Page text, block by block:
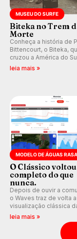
MUSEU DO SURFE
Biteka no Trem
Morte
Conheça a história de
Bittencourt, o Biteka,
cruzou a América do
ao Pacífico em uma
leia mais »
MODELO DE ÁGUAS
O Clássico
completo do que
nunca.
Depois de ouvir a
o Waves traz de volta a
visualização clássica
previsão de águas
agora integrada à nova
plataforma e com
ondas para até 16 dias.
leia mais »